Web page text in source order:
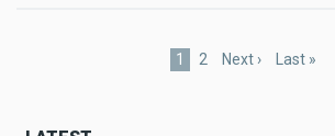
Current
1 Page
2
Next
Next ›
Last
Last »